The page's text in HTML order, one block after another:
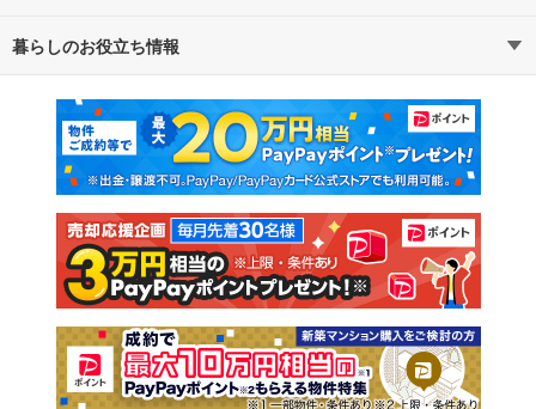
不動産・住宅
新築マンション 中古マンション
新築一戸建て 中古一戸建て
注文住宅 土地
売却査定
暮らしのお役立ち情報
マンションカタログ 教えて！住まいの先生